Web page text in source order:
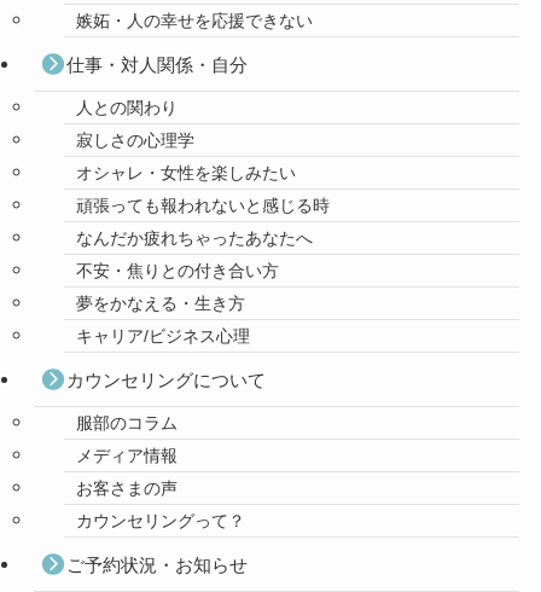
嫉妬・人の幸せを応援できない
仕事・対人関係・自分
人との関わり
寂しさの心理学
オシャレ・女性を楽しみたい
頑張っても報われないと感じる時
なんだか疲れちゃったあなたへ
不安・焦りとの付き合い方
夢をかなえる・生き方
キャリア/ビジネス心理
カウンセリングについて
服部のコラム
メディア情報
お客さまの声
カウンセリングって？
ご予約状況・お知らせ